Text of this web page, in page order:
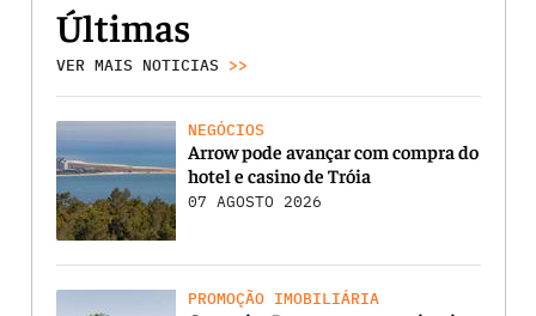
Últimas
VER MAIS NOTICIAS >>
NEGÓCIOS
Arrow pode avançar com compra do
hotel e casino de Tróia
07 AGOSTO 2026
PROMOÇÃO IMOBILIÁRIA